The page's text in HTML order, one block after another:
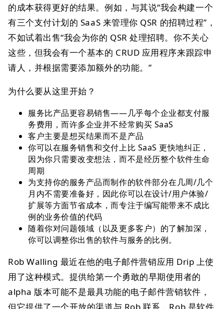
的成本获得更好的结果。例如，与其说“我会构建一个
有三个支付计划的 SaaS 来管理你 QSR 的招聘过程”，
不如试着出售“我会为你的 QSR 处理招聘。你不关心
这些，但我会有一个基本的 CRUD 应用程序来跟踪申
请人，并根据需要添加额外的功能。”
为什么要从这里开始？
服务比产品更容易销售——几乎每个企业都支付服
务费用，而许多企业并不经常购买 SaaS
客户主要是想买结果而不是产品
你可以在服务销售和交付上比 SaaS 更快地纠正，
因为你只需要改变想法，而不是经历整个软件生命
周期
为支持你的服务产品而制作的软件部分在几周/几个
月内不需要准备好，因此你可以在设计/用户体验/
扩展等方面节省成本，而专注于编写能带来不成比
例的业务价值的代码
随着你对问题领域（以及更多客户）的了解加深，
你可以调整你出售的软件与服务的比例。
Rob Walling 最近在他的电子邮件营销应用 Drip 上使
用了这种模式。提供给第一个勇敢的早期使用者的
alpha 版本可能不是最具功能的电子邮件营销软件，